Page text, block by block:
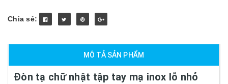
Chia sẻ:
MÔ TẢ SẢN PHẨM
Đòn tạ chữ nhật tập tay mạ inox lỗ nhỏ